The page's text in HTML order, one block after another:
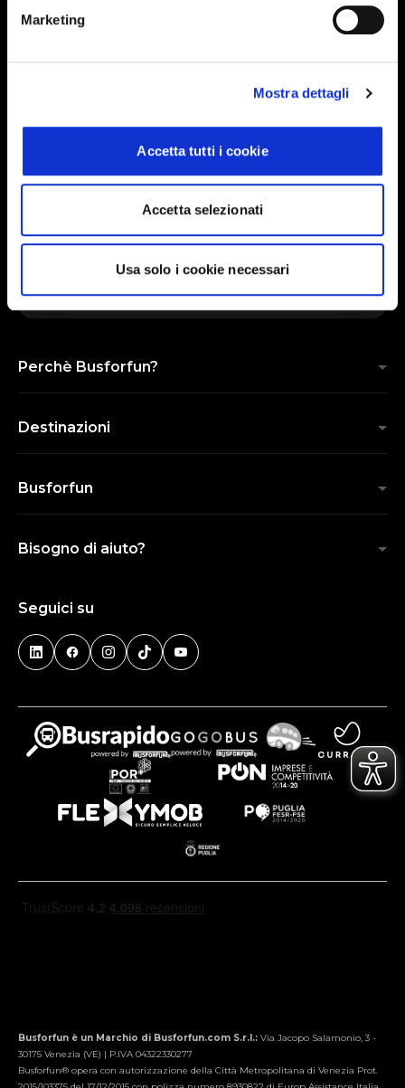
Marketing
Mostra dettagli
Accetta tutti i cookie
Accetta selezionati
Usa solo i cookie necessari
Ho letto e approvo Privacy Policy
INVIA
Perchè Busforfun?
Destinazioni
Busforfun
Bisogno di aiuto?
Seguici su
Busforfun è un Marchio di Busforfun.com S.r.l.: Via Jacopo Salamonio, 3 -
30175 Venezia (VE) | P.IVA 04322330277
Busforfun® opera con autorizzazione della Città Metropolitana di Venezia Prot.